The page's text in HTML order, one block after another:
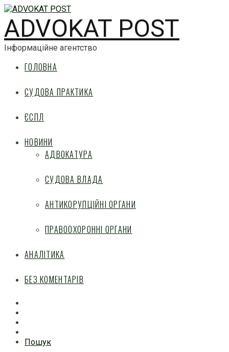
ADVOKAT POST
Інформаційне агентство
ГОЛОВНА
СУДОВА ПРАКТИКА
ЄСПЛ
НОВИНИ
АДВОКАТУРА
СУДОВА ВЛАДА
АНТИКОРУПЦІЙНІ ОРГАНИ
ПРАВООХОРОННІ ОРГАНИ
АНАЛІТИКА
БЕЗ КОМЕНТАРІВ
Пошук